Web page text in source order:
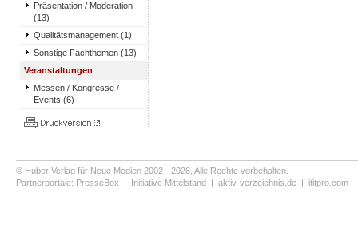
Präsentation / Moderation
(13)
Qualitätsmanagement (1)
Sonstige Fachthemen (13)
Veranstaltungen
Messen / Kongresse /
Events (6)
© Huber Verlag für Neue Medien 2002 - 2026, Alle Rechte vorbehalten.
Partnerportale: PresseBox | Initiative Mittelstand | aktiv-verzeichnis.de | ititpro.com